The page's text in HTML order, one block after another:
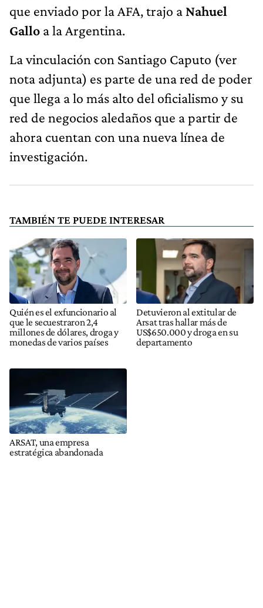
que enviado por la AFA, trajo a Nahuel
Gallo a la Argentina.
La vinculación con Santiago Caputo (ver
nota adjunta) es parte de una red de poder
que llega a lo más alto del oficialismo y su
red de negocios aledaños que a partir de
ahora cuentan con una nueva línea de
investigación.
TAMBIÉN TE PUEDE INTERESAR
Quién es el exfuncionario al
que le secuestraron 2,4
millones de dólares, droga y
monedas de varios países
Detuvieron al extitular de
Arsat tras hallar más de
US$650.000 y droga en su
departamento
ARSAT, una empresa
estratégica abandonada